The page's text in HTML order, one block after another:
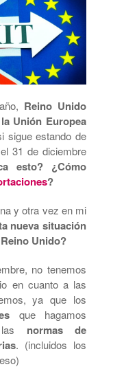
Reino Unido
Unión Europea
sigue estando de
31 de diciembre
esto? ¿Cómo
?
y otra vez en mi
nueva situación
Unido?
no tenemos
en cuanto a las
ya que los
que hagamos
normas de
. (incluidos los